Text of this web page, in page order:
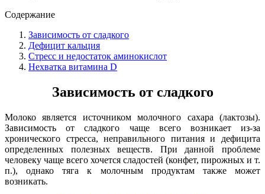
Содержание
Зависимость от сладкого
Дефицит кальция
Стресс и недостаток аминокислот
Нехватка витамина D
Зависимость от сладкого
Молоко является источником молочного сахара (лактозы).
Зависимость от сладкого чаще всего возникает из-за
хронического стресса, неправильного питания и дефицита
определенных полезных веществ. При данной проблеме
человеку чаще всего хочется сладостей (конфет, пирожных и т.
п.), однако тяга к молочным продуктам также может
возникать.